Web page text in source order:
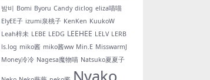
밤비 Bomi Byoru Candy dir.log eliza喵喵
ElyEE子 izumi泉桃子 KenKen KuukoW
Leah梓未 LEBE LEDG LEEHEE LELV LERB
ls.log miko酱 miko酱ww Min.E MisswarmJ
Money冷冷 Nagesa魔物喵 Natsuko夏夏子
Nyako